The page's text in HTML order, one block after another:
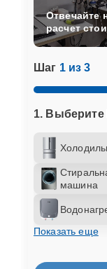
Шаг 1 из 3
1. Выберите
машина
Показать еще
Отвечайте
расчет